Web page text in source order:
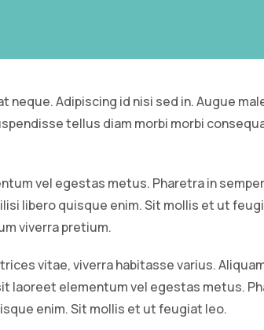
neque. Adipiscing id nisi sed in. Augue
tellus diam morbi morbi
vel egestas metus. Pharetra in
libero quisque enim. Sit mollis et ut
viverra pretium.
vitae, viverra habitasse varius.
laoreet elementum vel egestas metus.
enim. Sit mollis et ut feugiat leo.